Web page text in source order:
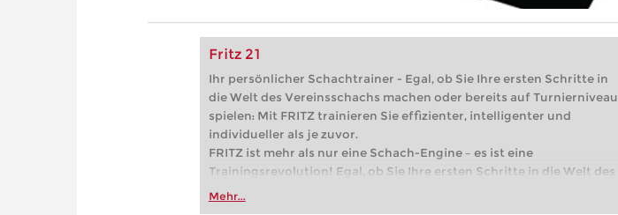
Fritz 21
Ihr persönlicher Schachtrainer - Egal, ob Sie Ihre ersten Schritte in
die Welt des Vereinsschachs machen oder bereits auf Turnierniveau
spielen: Mit FRITZ trainieren Sie effizienter, intelligenter und
individueller als je zuvor.
FRITZ ist mehr als nur eine Schach-Engine – es ist eine
Trainingsrevolution! Egal, ob Sie Ihre ersten Schritte in die Welt des
Vereinsschachs machen oder bereits auf Turnierniveau spielen: Mit
Mehr...